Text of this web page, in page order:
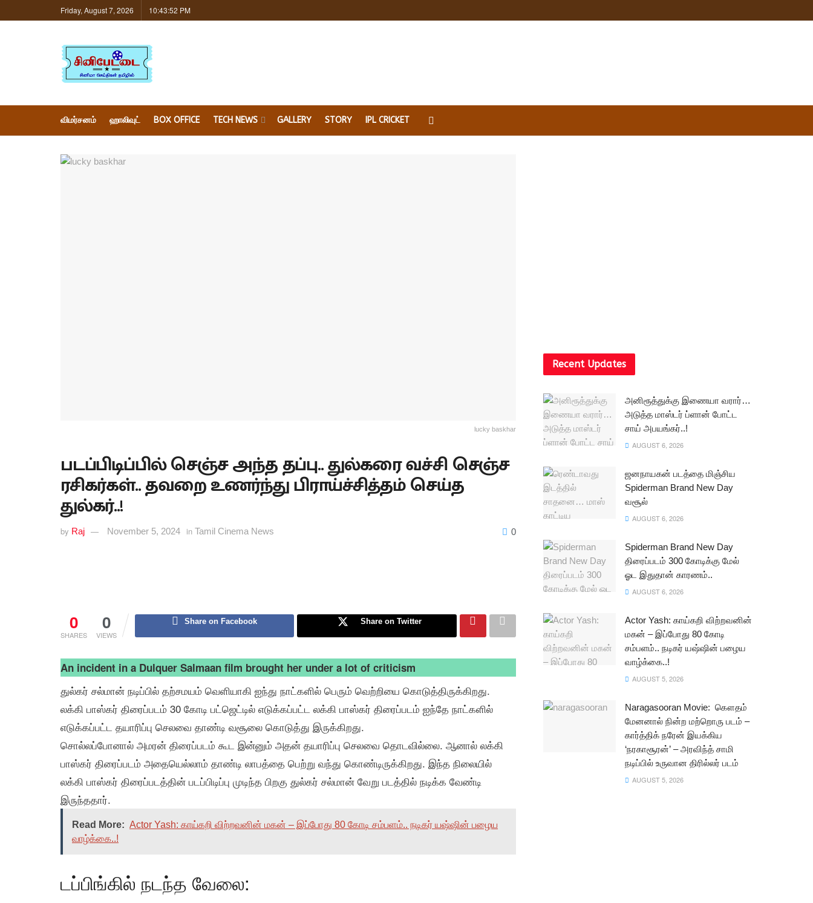
Friday, August 7, 2026 10:43:53 PM
விமர்சனம் ஹாலிவுட் BOX OFFICE TECH NEWS GALLERY STORY IPL CRICKET
lucky baskhar
படப்பிடிப்பில் செஞ்ச அந்த தப்பு.. துல்கரை வச்சி செஞ்ச
ரசிகர்கள்.. தவறை உணர்ந்து பிராய்ச்சித்தம் செய்த
துல்கர்..!
by Raj November 5, 2024 in Tamil Cinema News 0
0
SHARES
0
VIEWS
Share on Facebook Share on Twitter
An incident in a Dulquer Salmaan film brought her under a lot of criticism
துல்கர் சல்மான் நடிப்பில் தற்சமயம் வெளியாகி ஐந்து நாட்களில் பெரும் வெற்றியை கொடுத்திருக்கிறது.
லக்கி பாஸ்கர் திரைப்படம் 30 கோடி பட்ஜெட்டில் எடுக்கப்பட்ட லக்கி பாஸ்கர் திரைப்படம் ஐந்தே நாட்களில்
எடுக்கப்பட்ட தயாரிப்பு செலவை தாண்டி வசூலை கொடுத்து இருக்கிறது.
சொல்லப்போனால் அமரன் திரைப்படம் கூட இன்னும் அதன் தயாரிப்பு செலவை தொடவில்லை. ஆனால் லக்கி
பாஸ்கர் திரைப்படம் அதையெல்லாம் தாண்டி லாபத்தை பெற்று வந்து கொண்டிருக்கிறது. இந்த நிலையில்
லக்கி பாஸ்கர் திரைப்படத்தின் படப்பிடிப்பு முடிந்த பிறகு துல்கர் சல்மான் வேறு படத்தில் நடிக்க வேண்டி
இருந்ததார்.
Read More: Actor Yash: காய்கறி விற்றவனின் மகன் – இப்போது 80 கோடி சம்பளம்.. நடிகர் யஷ்ஷின் பழைய
வாழ்க்கை..!
டப்பிங்கில் நடந்த வேலை:
Recent Updates
அனிரூத்துக்கு இணையா வரார்…
அடுத்த மாஸ்டர் ப்ளான் போட்ட
சாய் அபயங்கர்..!
AUGUST 6, 2026
ஜனநாயகன் படத்தை மிஞ்சிய
Spiderman Brand New Day
வசூல்
AUGUST 6, 2026
Spiderman Brand New Day
திரைப்படம் 300 கோடிக்கு மேல்
ஓட இதுதான் காரணம்..
AUGUST 6, 2026
Actor Yash: காய்கறி விற்றவனின்
மகன் – இப்போது 80 கோடி
சம்பளம்.. நடிகர் யஷ்ஷின் பழைய
வாழ்க்கை..!
AUGUST 5, 2026
Naragasooran Movie: கௌதம்
மேனனால் நின்ற மற்றொரு படம் –
கார்த்திக் நரேன் இயக்கிய
‘நரகாசூரன்’ – அரவிந்த் சாமி
நடிப்பில் உருவான திரில்லர் படம்
AUGUST 5, 2026